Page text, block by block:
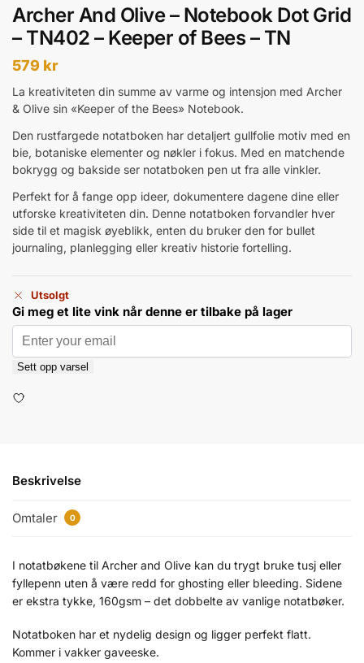
Archer And Olive – Notebook Dot Grid
– TN402 – Keeper of Bees – TN
579 kr
La kreativiteten din summe av varme og intensjon med Archer
& Olive sin «Keeper of the Bees» Notebook.
Den rustfargede notatboken har detaljert gullfolie motiv med en
bie, botaniske elementer og nøkler i fokus. Med en matchende
bokrygg og bakside ser notatboken pen ut fra alle vinkler.
Perfekt for å fange opp ideer, dokumentere dagene dine eller
utforske kreativiteten din. Denne notatboken forvandler hver
side til et magisk øyeblikk, enten du bruker den for bullet
journaling, planlegging eller kreativ historie fortelling.
Utsolgt
Gi meg et lite vink når denne er tilbake på lager
Sett opp varsel
Beskrivelse
Omtaler 0
I notatbøkene til Archer and Olive kan du trygt bruke tusj eller
fyllepenn uten å være redd for ghosting eller bleeding. Sidene
er ekstra tykke, 160gsm – det dobbelte av vanlige notatbøker.
Notatboken har et nydelig design og ligger perfekt flatt.
Kommer i vakker gaveeske.